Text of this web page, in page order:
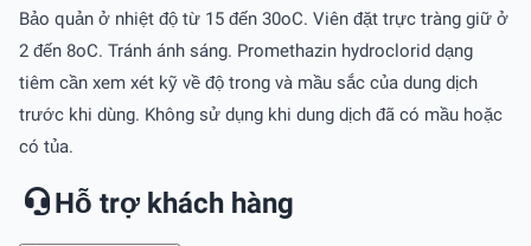
Bảo quản ở nhiệt độ từ 15 đến 30oC. Viên đặt trực tràng giữ ở
2 đến 8oC. Tránh ánh sáng. Promethazin hydroclorid dạng
tiêm cần xem xét kỹ về độ trong và mầu sắc của dung dịch
trước khi dùng. Không sử dụng khi dung dịch đã có mầu hoặc
có tủa.
Hỗ trợ khách hàng